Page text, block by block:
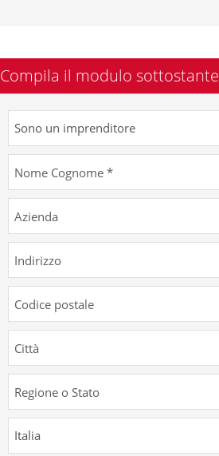
Compila il modulo sottostante